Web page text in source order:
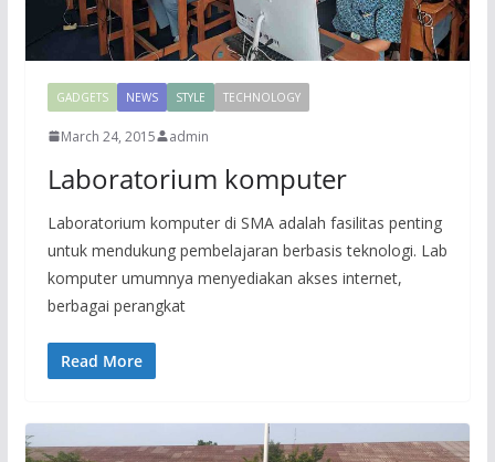
GADGETS NEWS STYLE TECHNOLOGY
March 24, 2015 admin
Laboratorium komputer
Laboratorium komputer di SMA adalah fasilitas penting
untuk mendukung pembelajaran berbasis teknologi. Lab
komputer umumnya menyediakan akses internet,
berbagai perangkat
Read More